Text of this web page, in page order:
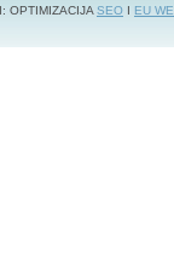
OPTIMIZACIJASEO I EU